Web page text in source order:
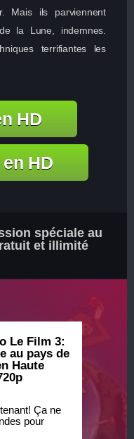
Mais ils parviennent
la Lune, indemnes.
terrifiantes les
HD
HD
spéciale au
et illimité
Le Film 3:
au pays de
Haute
Ça ne
pour